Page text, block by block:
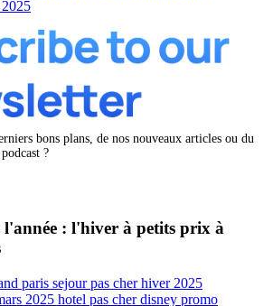
bons plans, de nos nouveaux articles ou du
?
: l'hiver à petits prix à